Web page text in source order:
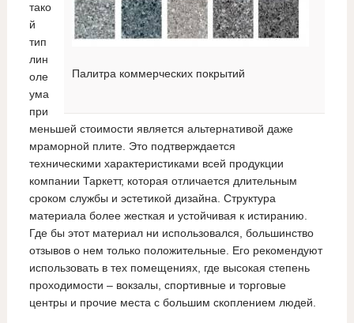
Палитра коммерческих покрытий
тако
й
тип
лин
оле
ума
при
меньшей стоимости является альтернативой даже
мраморной плите. Это подтверждается
техническими характеристиками всей продукции
компании Таркетт, которая отличается длительным
сроком службы и эстетикой дизайна. Структура
материала более жесткая и устойчивая к истиранию.
Где бы этот материал ни использовался, большинство
отзывов о нем только положительные. Его рекомендуют
использовать в тех помещениях, где высокая степень
проходимости – вокзалы, спортивные и торговые
центры и прочие места с большим скоплением людей.